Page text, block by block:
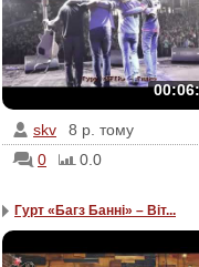
skv
8 р. тому
0
0.0
Гурт «Багз Банні» – Віт...